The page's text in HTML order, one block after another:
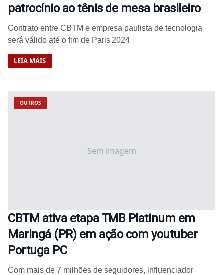
patrocínio ao tênis de mesa brasileiro
Contrato entre CBTM e empresa paulista de tecnologia
será válido até o fim de Paris 2024
LEIA MAIS
Sem imagem
OUTROS
CBTM ativa etapa TMB Platinum em
Maringá (PR) em ação com youtuber
Portuga PC
Com mais de 7 milhões de seguidores, influenciador